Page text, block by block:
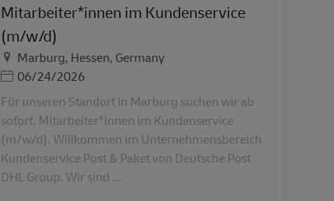
Mitarbeiter*innen im Kundenservice
(m/w/d)
Địa điểm
Marburg, Hessen, Germany
Posted Date
06/24/2026
Für unseren Standort in Marburg suchen wir ab
sofort. Mitarbeiter*innen im Kundenservice
(m/w/d). Willkommen im Unternehmensbereich
Kundenservice Post & Paket von Deutsche Post
DHL Group. Wir sind ...